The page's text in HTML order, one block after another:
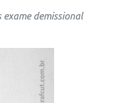
demissional